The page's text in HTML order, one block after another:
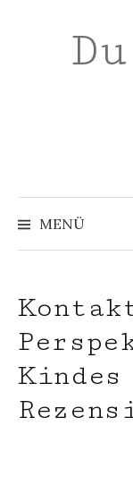
überspringen
MENÜ